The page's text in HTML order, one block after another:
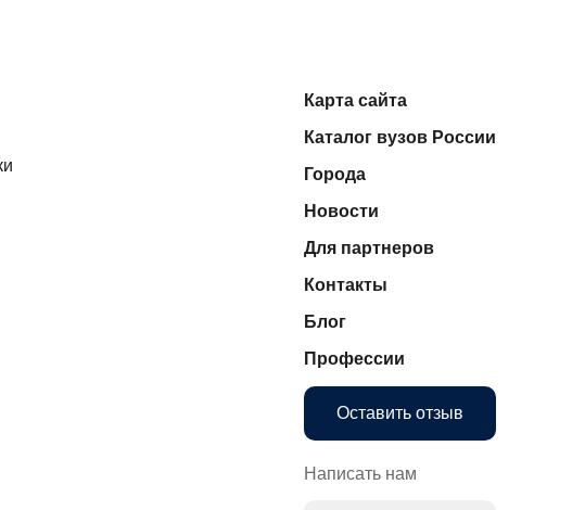
Карта сайта
Каталог вузов России
Города
Новости
Для партнеров
Контакты
Блог
Профессии
Оставить отзыв
Написать нам